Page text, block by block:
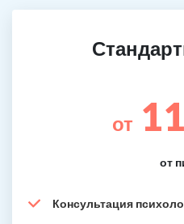
от
от
Консультация